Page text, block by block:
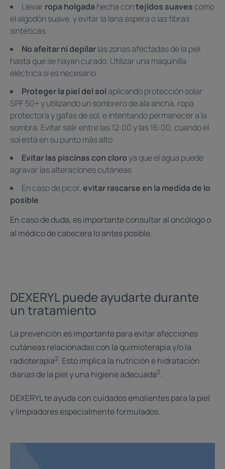
Llevar ropa holgada hecha contejidos suavescomo
el algodón suave, y evitar la lana áspera o las fibras
sintéticas. ​
No afeitar ni depilarlas zonas afectadas de la piel
hasta que se hayan curado. Utilizar una maquinilla
eléctrica si es necesario
Proteger la piel del solaplicando protección solar
SPF 50+ y utilizando un sombrero de ala ancha, ropa
protectora y gafas de sol, e intentando permanecer a la
sombra. Evitar salir entre las 12:00 y las 16:00, cuando el
sol está en su punto más alto
Evitar las piscinas con cloroya que el agua puede
agravar las alteraciones cutáneas
En caso de picor, evitar rascarse en la medida de lo
posible
En caso de duda, es importante consultar al oncólogo o
al médico de cabecera lo antes posible.
DEXERYL puede ayudarte durante
un tratamiento
La prevención es importante para evitar afecciones
cutáneas relacionadas con la quimioterapia y/o la
radioterapia2. Esto implica la nutrición e hidratación
diarias de la piel y una higiene adecuada2.
DEXERYL te ayuda con cuidados emolientes para la piel
y limpiadores especialmente formulados.